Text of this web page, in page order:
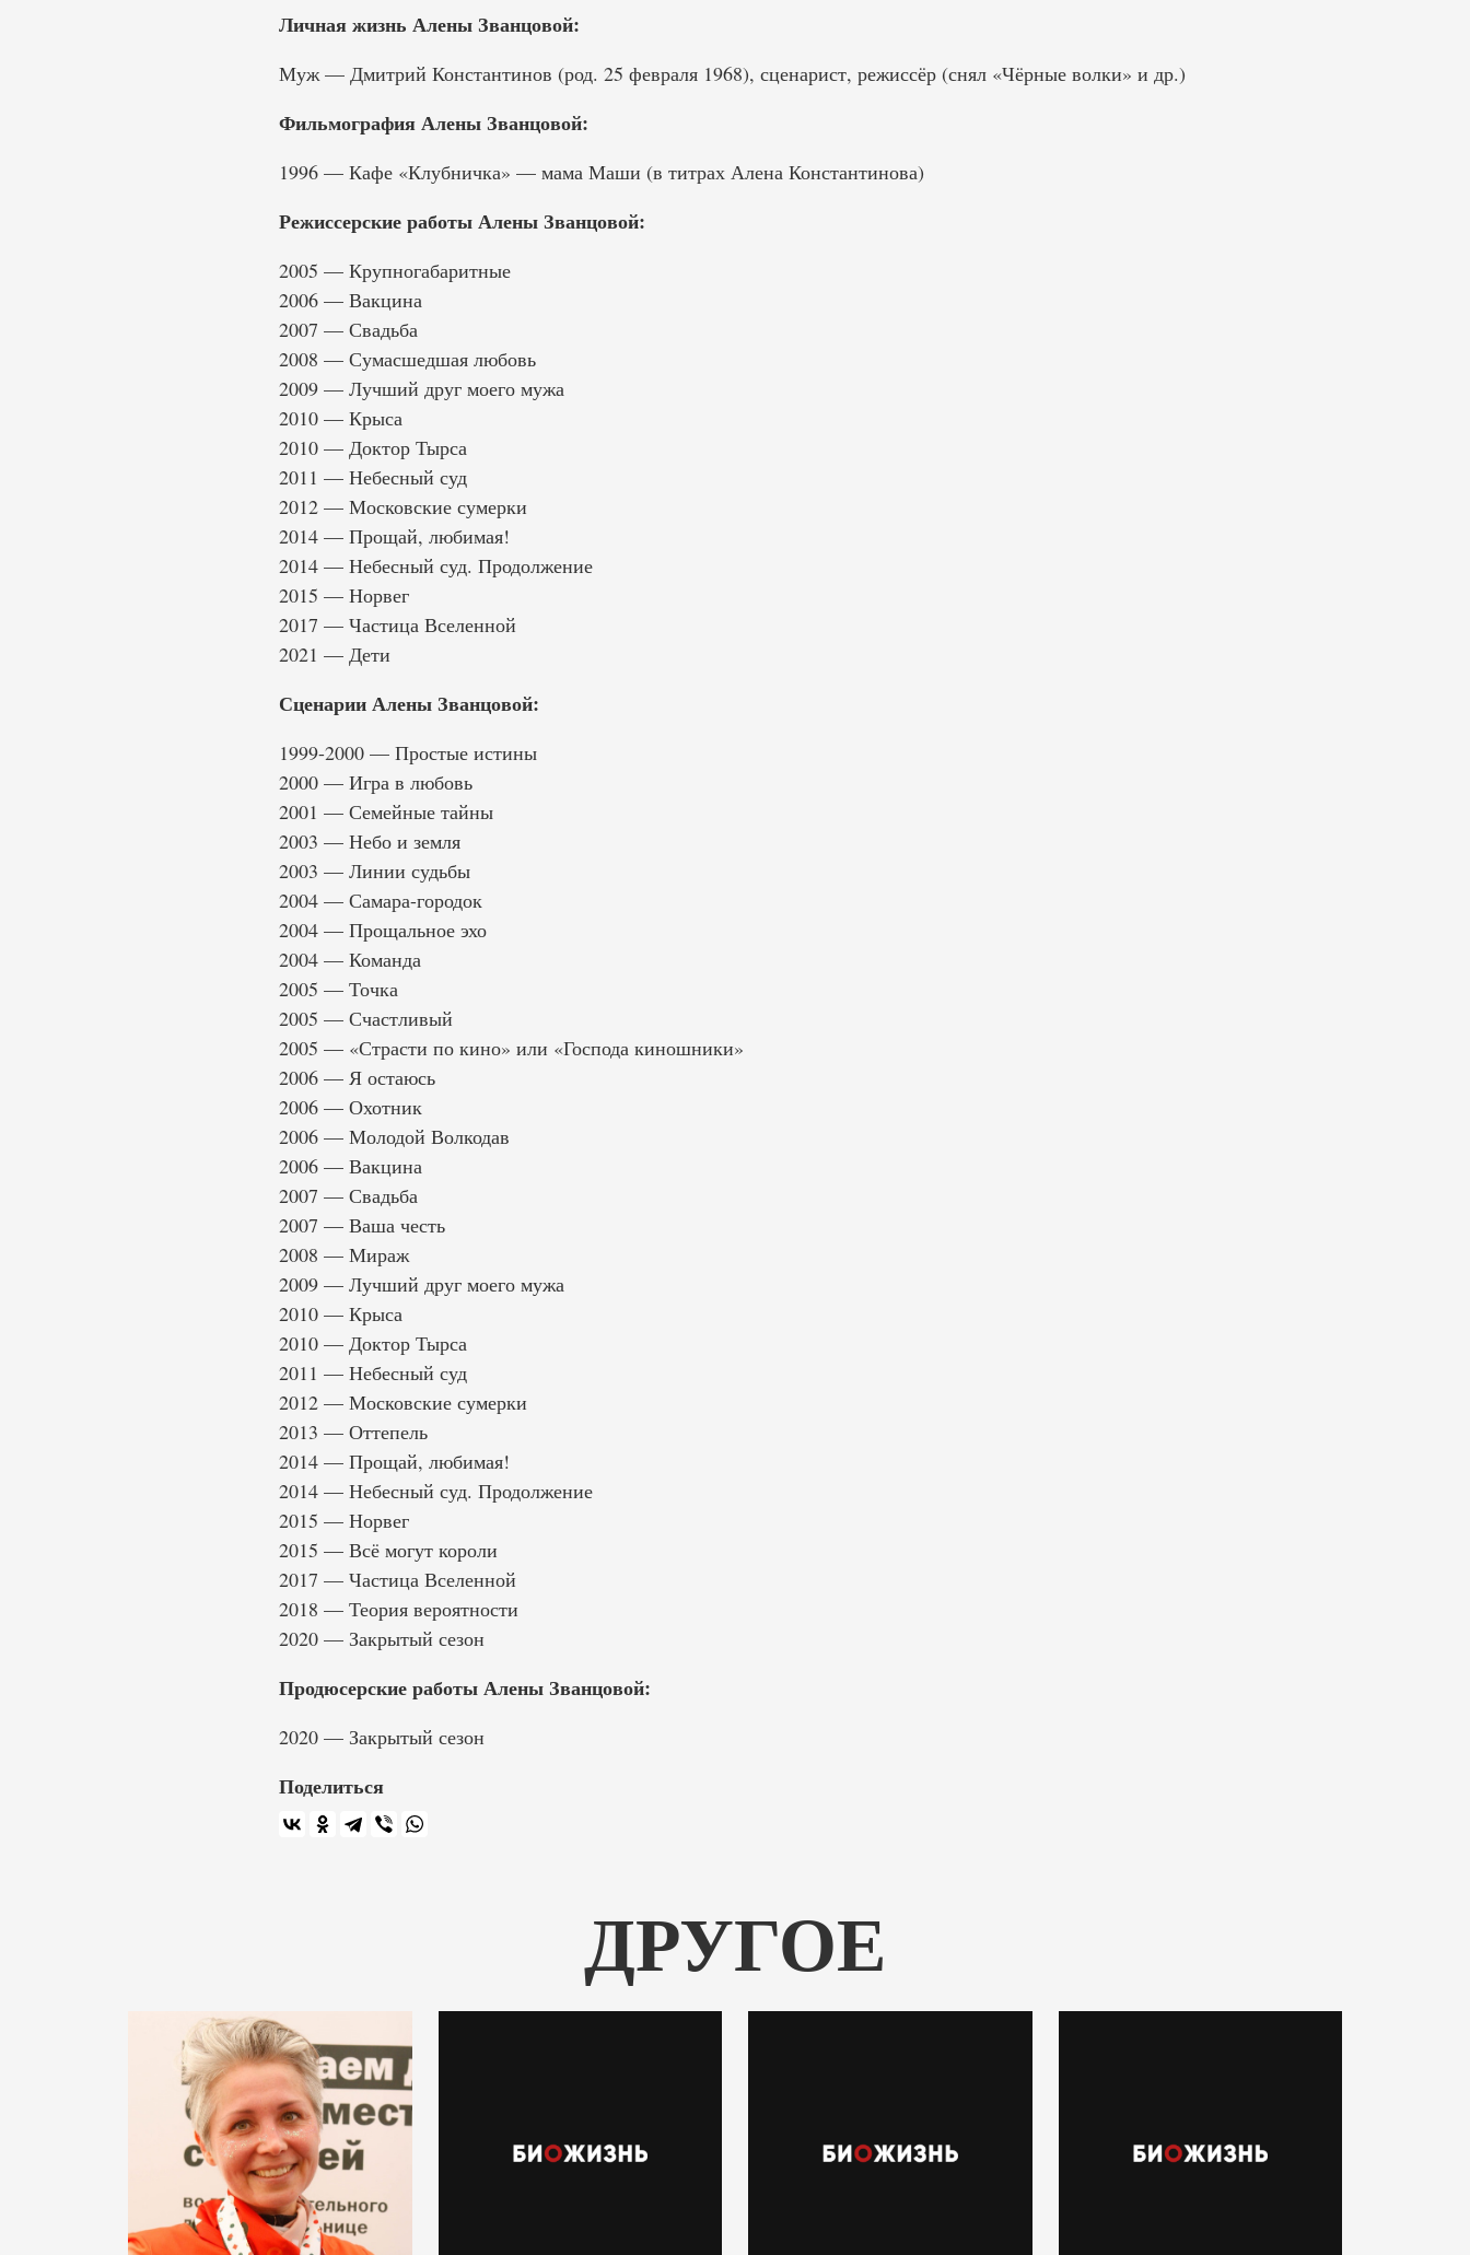
Личная жизнь Алены Званцовой:
Муж — Дмитрий Константинов (род. 25 февраля 1968), сценарист, режиссёр (снял «Чёрные волки» и др.)
Фильмография Алены Званцовой:
1996 — Кафе «Клубничка» — мама Маши (в титрах Алена Константинова)
Режиссерские работы Алены Званцовой:
2005 — Крупногабаритные
2006 — Вакцина
2007 — Свадьба
2008 — Сумасшедшая любовь
2009 — Лучший друг моего мужа
2010 — Крыса
2010 — Доктор Тырса
2011 — Небесный суд
2012 — Московские сумерки
2014 — Прощай, любимая!
2014 — Небесный суд. Продолжение
2015 — Норвег
2017 — Частица Вселенной
2021 — Дети
Сценарии Алены Званцовой:
1999-2000 — Простые истины
2000 — Игра в любовь
2001 — Семейные тайны
2003 — Небо и земля
2003 — Линии судьбы
2004 — Самара-городок
2004 — Прощальное эхо
2004 — Команда
2005 — Точка
2005 — Счастливый
2005 — «Страсти по кино» или «Господа киношники»
2006 — Я остаюсь
2006 — Охотник
2006 — Молодой Волкодав
2006 — Вакцина
2007 — Свадьба
2007 — Ваша честь
2008 — Мираж
2009 — Лучший друг моего мужа
2010 — Крыса
2010 — Доктор Тырса
2011 — Небесный суд
2012 — Московские сумерки
2013 — Оттепель
2014 — Прощай, любимая!
2014 — Небесный суд. Продолжение
2015 — Норвег
2015 — Всё могут короли
2017 — Частица Вселенной
2018 — Теория вероятности
2020 — Закрытый сезон
Продюсерские работы Алены Званцовой:
2020 — Закрытый сезон
Поделиться
ДРУГОЕ